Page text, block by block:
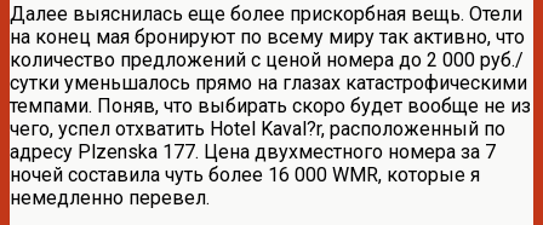
Далее выяснилась еще более прискорбная вещь. Отели
на конец мая бронируют по всему миру так активно, что
количество предложений с ценой номера до 2 000 руб./
сутки уменьшалось прямо на глазах катастрофическими
темпами. Поняв, что выбирать скоро будет вообще не из
чего, успел отхватить Hotel Kaval?r, расположенный по
адресу Plzenska 177. Цена двухместного номера за 7
ночей составила чуть более 16 000 WMR, которые я
немедленно перевел.